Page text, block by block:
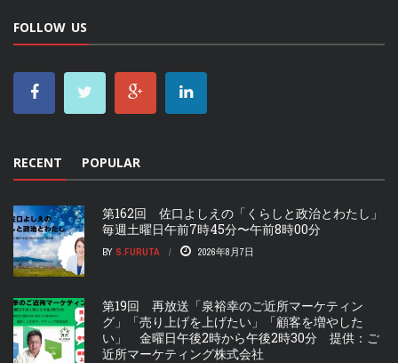
FOLLOW US
RECENT POPULAR
第162回 佐口よしえの「くらしと政治とわたし」
毎週土曜日午前7時45分〜午前8時00分
BY S.FURUTA 2026年8月7日
第19回 再放送「泉裕幸のご近所マーケティン
グ」「売り上げを上げたい」「顧客を増やした
い」 金曜日午後2時から午後2時30分 提供：ご
近所マーケティング株式会社